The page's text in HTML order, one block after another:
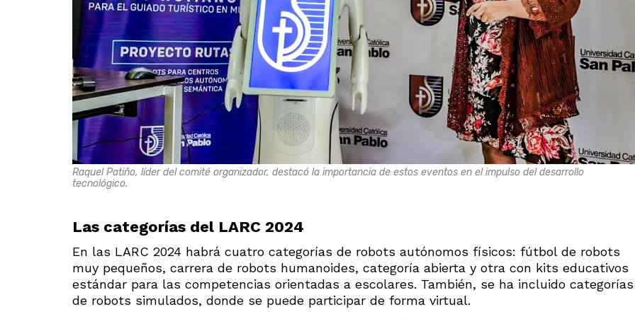
Raquel Patiño, líder del comité organizador, destacó la importancia de estos eventos en el impulso del desarrollo
tecnológico.
Las categorías del LARC 2024
En las LARC 2024 habrá cuatro categorías de robots autónomos físicos: fútbol de robots
muy pequeños, carrera de robots humanoides, categoría abierta y otra con kits educativos
estándar para las competencias orientadas a escolares. También, se ha incluido categorías
de robots simulados, donde se puede participar de forma virtual.